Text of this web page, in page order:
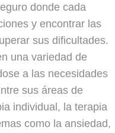
donde cada
y encontrar las
sus dificultades.
una variedad de
a las necesidades
sus áreas de
individual, la terapia
como la ansiedad,